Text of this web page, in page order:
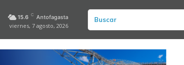
15.6 C Antofagasta
viernes, 7 agosto, 2026
Buscar